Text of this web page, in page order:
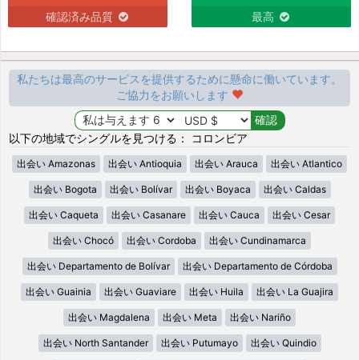
確認済み品質 最高
私たちは最高のサービスを提供するために懸命に働いています。
ご協力をお願いします
以下の地域でシングルを見つける： コロンビア
出会い Amazonas 出会い Antioquia 出会い Arauca 出会い Atlantico
出会い Bogota 出会い Bolívar 出会い Boyaca 出会い Caldas
出会い Caqueta 出会い Casanare 出会い Cauca 出会い Cesar
出会い Chocó 出会い Cordoba 出会い Cundinamarca
出会い Departamento de Bolívar 出会い Departamento de Córdoba
出会い Guainia 出会い Guaviare 出会い Huila 出会い La Guajira
出会い Magdalena 出会い Meta 出会い Nariño
出会い North Santander 出会い Putumayo 出会い Quindio